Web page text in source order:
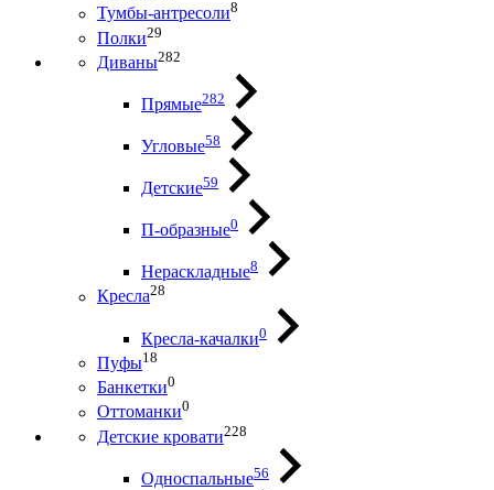
Тумбы-антресоли8
Полки29
Диваны282
Прямые282
Угловые58
Детские59
П-образные0
Нераскладные8
Кресла28
Кресла-качалки0
Пуфы18
Банкетки0
Оттоманки0
Детские кровати228
Односпальные56